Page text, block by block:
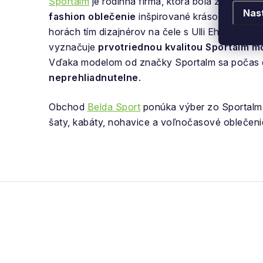
fashion oblečenie inšpirované krásou
horách tím dizajnérov na čele s Ulli Ehrlich
vyznačuje prvotriednou kvalitou Sportalm
Vďaka modelom od značky Sportalm sa
neprehliadnutelne.
Obchod Belda Sport ponúka výber zo
šaty, kabáty, nohavice a voľnočasové